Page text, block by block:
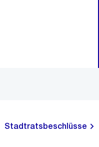
Stadtratsbeschlüsse